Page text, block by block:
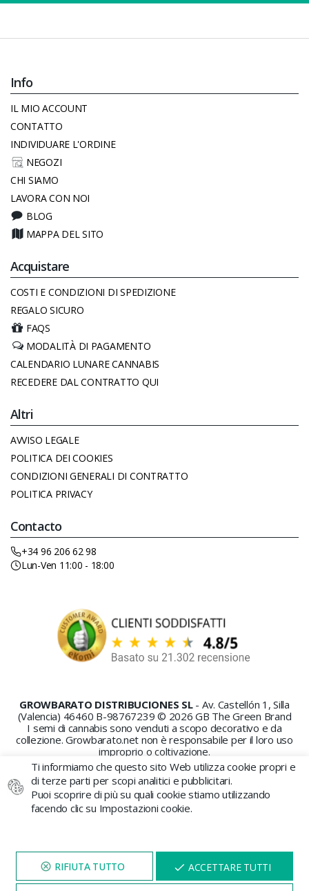
Info
IL MIO ACCOUNT
CONTATTO
INDIVIDUARE L'ORDINE
NEGOZI
CHI SIAMO
LAVORA CON NOI
BLOG
MAPPA DEL SITO
Acquistare
COSTI E CONDIZIONI DI SPEDIZIONE
REGALO SICURO
FAQS
MODALITÀ DI PAGAMENTO
CALENDARIO LUNARE CANNABIS
RECEDERE DAL CONTRATTO QUI
Altri
AVVISO LEGALE
POLITICA DEI COOKIES
CONDIZIONI GENERALI DI CONTRATTO
POLITICA PRIVACY
Contacto
+34 96 206 62 98
Lun-Ven 11:00 - 18:00
GROWBARATO DISTRIBUCIONES SL - Av. Castellón 1, Silla
(Valencia) 46460 B-98767239 © 2026 GB The Green Brand
I semi di cannabis sono venduti a scopo decorativo e da
collezione. Growbarato.net non è responsabile per il loro uso
improprio o coltivazione.
PAGAMENTO SICURO
Ti informiamo che questo sito Web utilizza cookie propri e
di terze parti per scopi analitici e pubblicitari.
Puoi scoprire di più su quali cookie stiamo utilizzando
facendo clic su Impostazioni cookie.
ACCETTARE TUTTI
VISITA IL NOSTRO SITO
PER 5 MINUTI E QUI
APPARIRÀ UNOSCONTO